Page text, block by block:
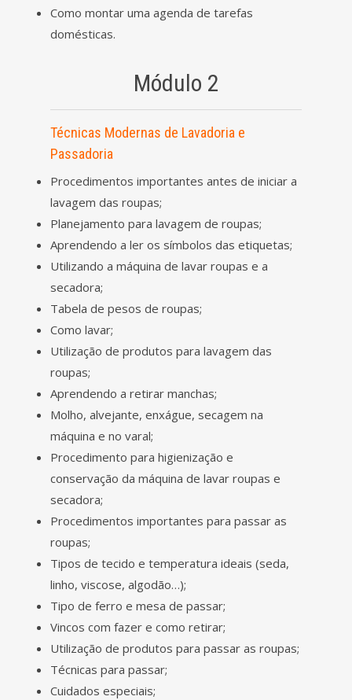
Como montar uma agenda de tarefas
domésticas.
Módulo 2
Técnicas Modernas de Lavadoria e
Passadoria
Procedimentos importantes antes de iniciar a
lavagem das roupas;
Planejamento para lavagem de roupas;
Aprendendo a ler os símbolos das etiquetas;
Utilizando a máquina de lavar roupas e a
secadora;
Tabela de pesos de roupas;
Como lavar;
Utilização de produtos para lavagem das
roupas;
Aprendendo a retirar manchas;
Molho, alvejante, enxágue, secagem na
máquina e no varal;
Procedimento para higienização e
conservação da máquina de lavar roupas e
secadora;
Procedimentos importantes para passar as
roupas;
Tipos de tecido e temperatura ideais (seda,
linho, viscose, algodão…);
Tipo de ferro e mesa de passar;
Vincos com fazer e como retirar;
Utilização de produtos para passar as roupas;
Técnicas para passar;
Cuidados especiais;